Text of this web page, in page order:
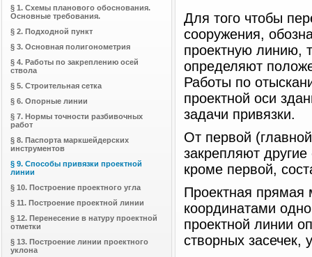
Для того чтобы
сооружения,
проектную линию,
определяют
Работы по
проектной оси
задачи привязки.
От первой
закрепляют
кроме первой,
Проектная прямая
координатами
проектной линии
створных засечек,
§ 1. Схемы планового обоснования.
Основные требования.
§ 2. Подходной пункт
§ 3. Основная полигонометрия
§ 4. Работы по закреплению осей
ствола
§ 5. Строительная сетка
§ 6. Опорные линии
§ 7. Нормы точности разбивочных
работ
§ 8. Паспорта маркшейдерских
инструментов
§ 9. Способы привязки проектной
линии
§ 10. Построение проектного угла
§ 11. Построение проектной линии
§ 12. Перенесение в натуру проектной
отметки
§ 13. Построение линии проектного
уклона